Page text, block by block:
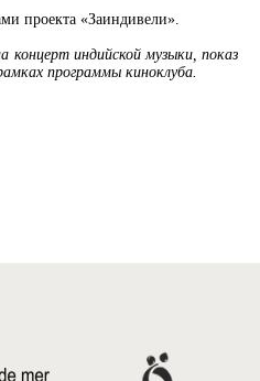
проекта «Заиндивели».
концерт индийской музыки, показ
программы киноклуба.